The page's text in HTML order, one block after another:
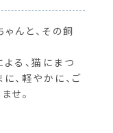
んと、その飼
る、猫にまつ
、軽やかに、ご
せ。